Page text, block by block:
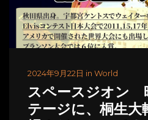
2024年9月22日 in World
スペースジオン
テージに、桐生大